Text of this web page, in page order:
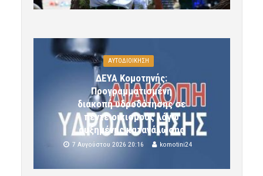
ΑΥΤΟΔΙΟΙΚΗΣΗ
ΔΕΥΑ Κομοτηνής:
Προγραμματισμένη
διακοπή υδροδότησης σε
πέντε οικισμούς λόγω
αυξημένης κατανάλωσης
7 Αυγούστου 2026 20:16 komotini24